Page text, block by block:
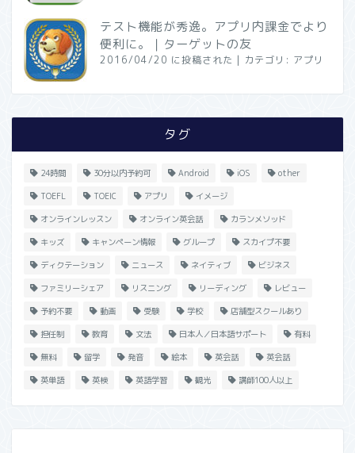
テスト機能が秀逸。アプリ内課金でより
便利に。｜ターゲットの友
2016/04/20 に投稿された | カテゴリ: アプリ
タグ
24時間 30分以内予約可 Android iOS other
TOEFL TOEIC アプリ イメージ
オンラインレッスン オンライン英会話 カランメソッド
キッズ キャンペーン情報 グループ スカイプ不要
ディクテーション ニュース ネイティブ ビジネス
ファミリーシェア リスニング リーディング レビュー
予約不要 動画 受験 学校 店舗型スクールあり
担任制 教育 文法 日本人／日本語サポート 有料
無料 留学 発音 絵本 英会話 英会話
英単語 英検 英語学習 観光 講師100人以上